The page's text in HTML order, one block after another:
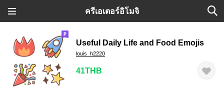
ครีเอเตอร์อิโมจิ
Useful Daily Life and Food Emojis
louis_h2220
41THB